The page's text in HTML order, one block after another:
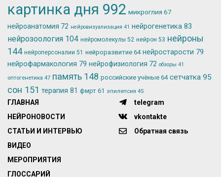
картинка дня 992 микроглия 67
нейроанатомия 72 нейровизуализация 41 нейрогенетика 83
нейрозоология 104 нейромолекулы 52 нейрон 53 нейроны
144 нейроперсоналии 51 нейроразвитие 64 нейростарости 79
нейрофармакология 79 нейрофизиология 72 обзоры 41
оптогенетика 47 память 148 российские учёные 64 сетчатка 95
сон 151 терапия 81 фмрт 61 эпилепсия 45
ГЛАВНАЯ
НЕЙРОНОВОСТИ
СТАТЬИ И ИНТЕРВЬЮ
ВИДЕО
МЕРОПРИЯТИЯ
ГЛОССАРИЙ
telegram
vkontakte
Обратная связь